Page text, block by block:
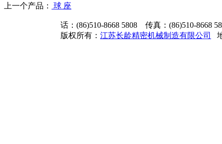
上一个产品：
球 座
话：(86)510-8668 5808 传真：(86)510-8668
版权所有： 江苏长龄精密机械制造有限公司